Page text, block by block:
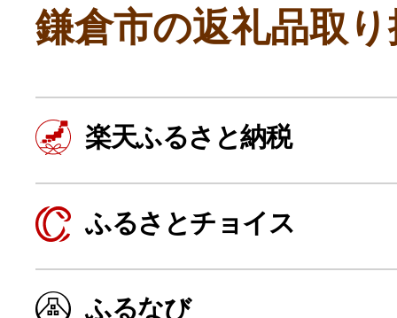
よく見られている返礼品
鎌倉市の返礼品取
楽天ふるさと納税
ふるさとチョイス
ふるなび